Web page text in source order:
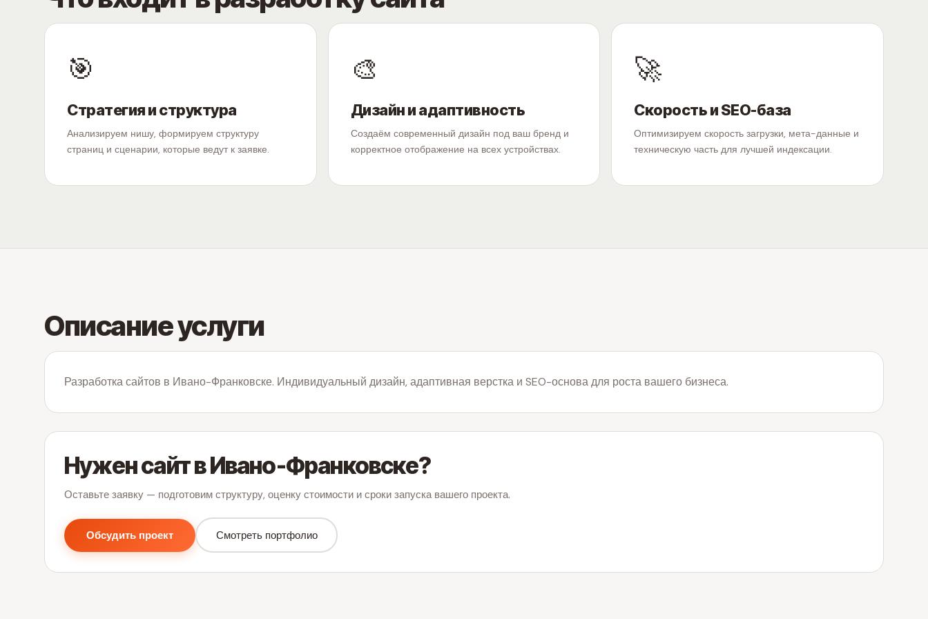
🎯
Стратегия и структура
Анализируем нишу, формируем структуру
страниц и сценарии, которые ведут к заявке.
🎨
Дизайн и адаптивность
Создаём современный дизайн под ваш бренд и
корректное отображение на всех устройствах.
🚀
Скорость и SEO-база
Оптимизируем скорость загрузки, мета-данные и
техническую часть для лучшей индексации.
Описание услуги
Разработка сайтов в Ивано-Франковске. Индивидуальный дизайн, адаптивная верстка и SEO-основа для роста вашего бизнеса.
Нужен сайт в Ивано-Франковске?
Оставьте заявку — подготовим структуру, оценку стоимости и сроки запуска вашего проекта.
Обсудить проект Смотреть портфолио